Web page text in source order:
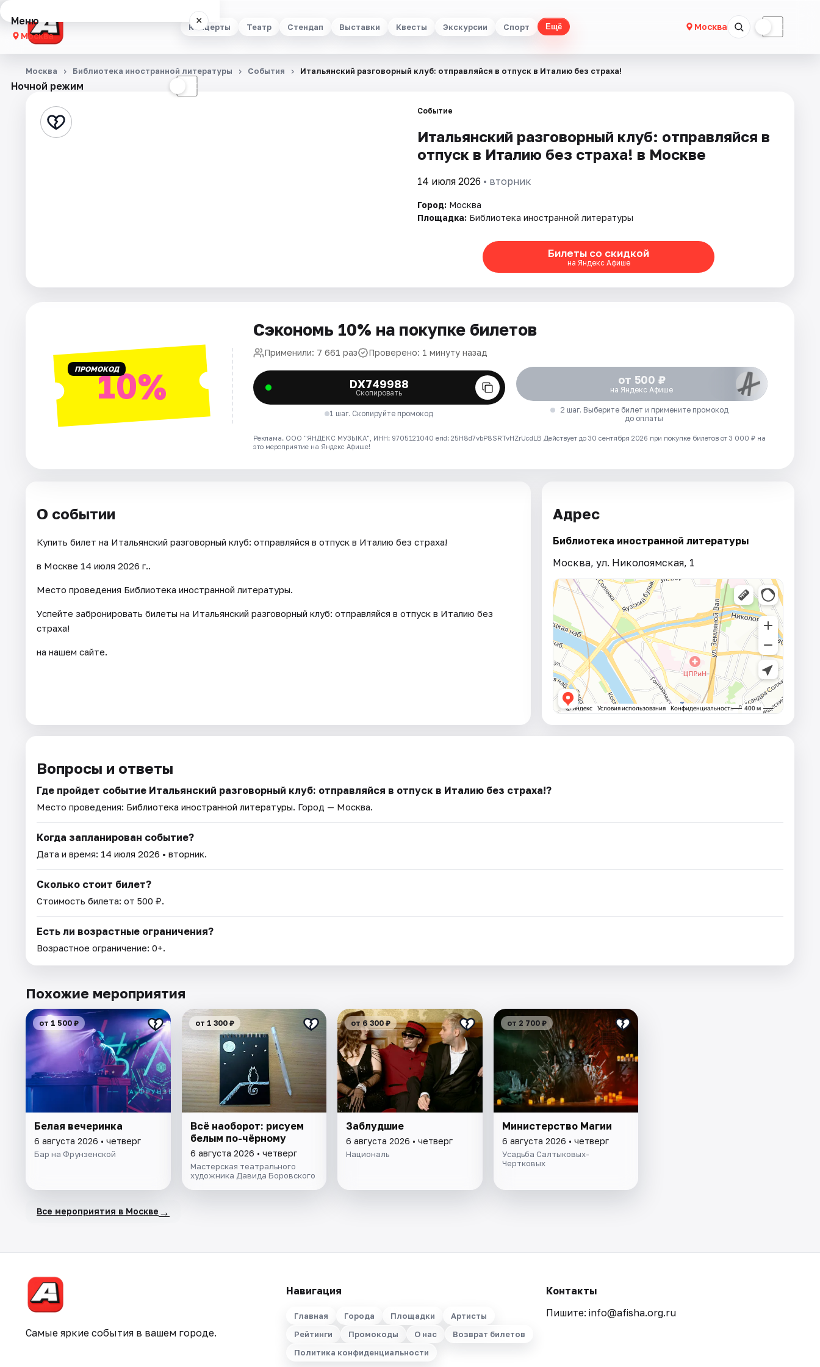
Концерты Театр Стендап Выставки Квесты Экскурсии Спорт Ещё Москва ☾
Меню ×
Москва
Концерты
Стендап
Артисты
Ночной режим ☾
Москва Библиотека иностранной литературы События Итальянский разговорный клуб: отправляйся в отпуск в Италию без страха!
Событие
Итальянский разговорный клуб: отправляйся в
отпуск в Италию без страха! в Москве
14 июля 2026 • вторник
Город: Москва
Площадка: Библиотека иностранной литературы
Билеты со скидкой
на Яндекс Афише
ПРОМОКОД10%
Сэкономь 10% на покупке билетов
Применили: 7 661 раз Проверено: 1 минуту назад
DX749988
Скопировать
1 шаг. Скопируйте промокод
от 500 ₽
на Яндекс Афише
2 шаг. Выберите билет и примените промокод
до оплаты
Реклама. ООО "ЯНДЕКС МУЗЫКА", ИНН: 9705121040 erid: 25H8d7vbP8SRTvHZrUcdLB Действует до 30 сентября 2026 при покупке билетов от 3 000 ₽ на
это мероприятие на Яндекс Афише!
О событии
Купить билет на Итальянский разговорный клуб: отправляйся в отпуск в Италию без страха!
в Москве 14 июля 2026 г..
Место проведения Библиотека иностранной литературы.
Успейте забронировать билеты на Итальянский разговорный клуб: отправляйся в отпуск в Италию без
страха!
на нашем сайте.
Адрес
Библиотека иностранной литературы
Москва, ул. Николоямская, 1
Вопросы и ответы
Где пройдет событие Итальянский разговорный клуб: отправляйся в отпуск в Италию без страха!?
Место проведения: Библиотека иностранной литературы. Город — Москва.
Когда запланирован событие?
Дата и время: 14 июля 2026 • вторник.
Сколько стоит билет?
Стоимость билета: от 500 ₽.
Есть ли возрастные ограничения?
Возрастное ограничение: 0+.
Похожие мероприятия
от 1 500 ₽
Белая вечеринка
6 августа 2026 • четверг
Бар на Фрунзенской
от 1 300 ₽
Всё наоборот: рисуем
белым по-чёрному
6 августа 2026 • четверг
Мастерская театрального
художника Давида Боровского
от 6 300 ₽
Заблудшие
6 августа 2026 • четверг
Националь
от 2 700 ₽
Министерство Магии
6 августа 2026 • четверг
Усадьба Салтыковых-
Чертковых
Все мероприятия в Москве →
Самые яркие события в вашем городе.
Навигация
Главная Города Площадки
Артисты
Рейтинги
Промокоды О нас
Возврат билетов
Политика конфиденциальности
Контакты
Пишите: info@afisha.org.ru